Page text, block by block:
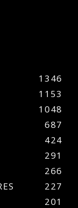
1346
1153
1048
687
424
291
266
227
201